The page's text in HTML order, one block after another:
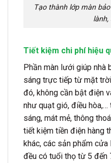
Tạo thành lớp màn
lành,
Tiết kiệm chi phí hiệu
Phần màn lưới giúp nhà
sáng trực tiếp từ mặt
đó, không cần bật điện
như quạt gió, điều
sáng, mát mẻ, thông
tiết kiệm tiền điện hàng
khác, các sản phẩm
đều có tuổi thọ từ 5 đến